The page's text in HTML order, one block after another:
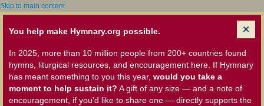
Skip to main content
You help make Hymnary.org possible.
In 2025, more than 10 million people from 200+ countries found
hymns, liturgical resources, and encouragement here. If Hymnary
has meant something to you this year, would you take a
moment to help sustain it? A gift of any size — and a note of
encouragement, if you'd like to share one — directly supports the